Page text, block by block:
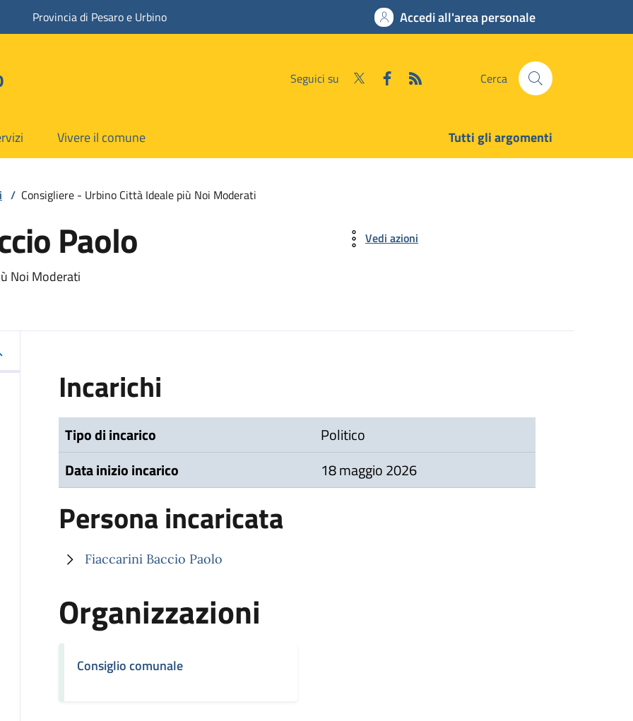
Provincia di Pesaro e Urbino Accedi all'area personale
Seguici su Cerca
Vivere il comune Tutti gli argomenti
/ Consigliere - Urbino Città Ideale più Noi Moderati
Paolo
Noi Moderati
Vedi azioni
Incarichi
Tipo di incarico
Politico
Data inizio incarico
18 maggio 2026
Persona incaricata
Fiaccarini Baccio Paolo
Organizzazioni
Consiglio comunale